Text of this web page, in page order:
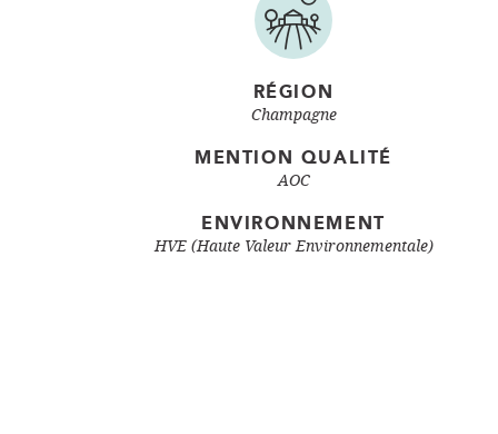
RÉGION
Champagne
MENTION QUALITÉ
AOC
ENVIRONNEMENT
HVE (Haute Valeur Environnementale)